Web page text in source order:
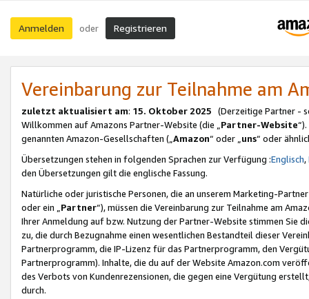
Anmelden oder Registrieren
Vereinbarung zur Teilnahme am
zuletzt aktualisiert am: 15. Oktober 2025 (Derzeitige Partner -
Willkommen auf Amazons Partner-Website (die „Partner-Website
genannten Amazon-Gesellschaften („Amazon“ oder „uns“ oder
Übersetzungen stehen in folgenden Sprachen zur Verfügung :Englisch,
den Übersetzungen gilt die englische Fassung.
Natürliche oder juristische Personen, die an unserem Marketing-
oder ein „Partner“), müssen die Vereinbarung zur Teilnahme am
Ihrer Anmeldung auf bzw. Nutzung der Partner-Website stimmen Sie
zu, die durch Bezugnahme einen wesentlichen Bestandteil dieser
Partnerprogramm, die IP-Lizenz für das Partnerprogramm, den
Partnerprogramm). Inhalte, die du auf der Website Amazon.com
des Verbots von Kundenrezensionen, die gegen eine Vergütung
durch.